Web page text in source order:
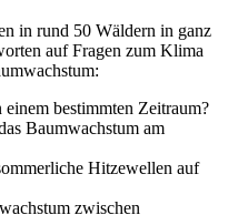
in rund 50 Wäldern in ganz
auf Fragen zum Klima
bestimmten Zeitraum?
Baumwachstum am
Hitzewellen auf
zwischen